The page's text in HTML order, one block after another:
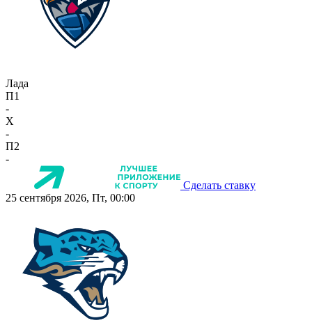
Лада
П1
-
X
-
П2
-
Сделать ставку
25 сентября 2026, Пт, 00:00